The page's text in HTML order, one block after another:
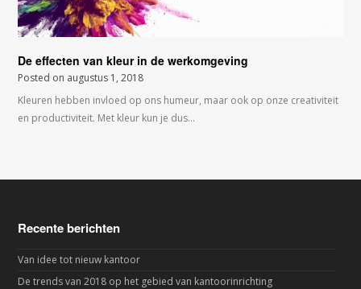
De effecten van kleur in de werkomgeving
Posted on augustus 1, 2018
Kleuren hebben invloed op ons humeur, maar ook op onze creativiteit
en productiviteit. Met kleur kun je dus…
Recente berichten
Van idee tot nieuw kantoor
De trends van 2018 op het gebied van kantoorinrichting